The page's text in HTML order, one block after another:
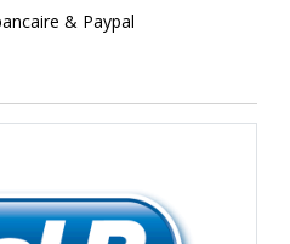
& Paypal